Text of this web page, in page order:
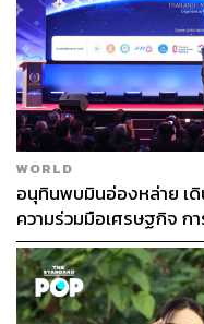
WORLD
อนุทินพบมินอ่องหล่าย เดิ
ความร่วมมือเศรษฐกิจ ก